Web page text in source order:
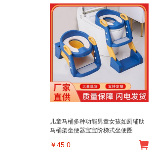
儿童马桶多种功能男童女孩如厕辅助
马桶架坐便器宝宝阶梯式坐便圈
￥45.0